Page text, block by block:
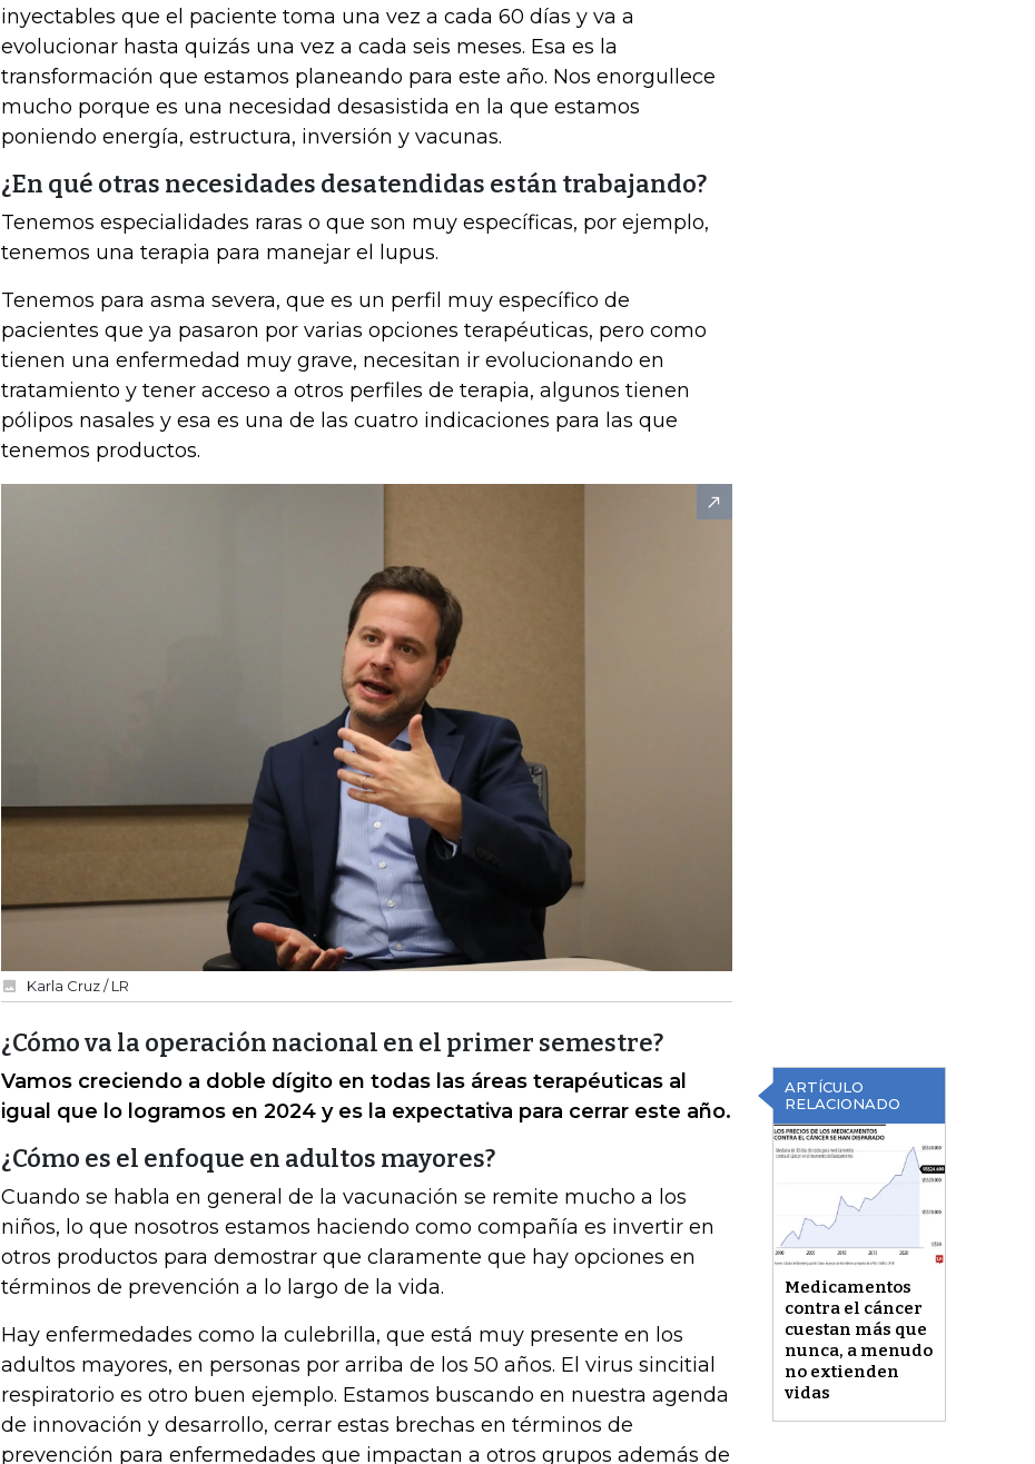
inyectables que el paciente toma una vez a cada 60 días y va a
evolucionar hasta quizás una vez a cada seis meses. Esa es la
transformación que estamos planeando para este año. Nos enorgullece
mucho porque es una necesidad desasistida en la que estamos
poniendo energía, estructura, inversión y vacunas.
¿En qué otras necesidades desatendidas están trabajando?
Tenemos especialidades raras o que son muy específicas, por ejemplo,
tenemos una terapia para manejar el lupus.
Tenemos para asma severa, que es un perfil muy específico de
pacientes que ya pasaron por varias opciones terapéuticas, pero como
tienen una enfermedad muy grave, necesitan ir evolucionando en
tratamiento y tener acceso a otros perfiles de terapia, algunos tienen
pólipos nasales y esa es una de las cuatro indicaciones para las que
tenemos productos.
Karla Cruz / LR
¿Cómo va la operación nacional en el primer semestre?
ARTÍCULO
RELACIONADO
Medicamentos
contra el cáncer
cuestan más que
nunca, a menudo
no extienden
vidas
Vamos creciendo a doble dígito en todas las áreas terapéuticas al
igual que lo logramos en 2024 y es la expectativa para cerrar este año.
¿Cómo es el enfoque en adultos mayores?
Cuando se habla en general de la vacunación se remite mucho a los
niños, lo que nosotros estamos haciendo como compañía es invertir en
otros productos para demostrar que claramente que hay opciones en
términos de prevención a lo largo de la vida.
Hay enfermedades como la culebrilla, que está muy presente en los
adultos mayores, en personas por arriba de los 50 años. El virus sincitial
respiratorio es otro buen ejemplo. Estamos buscando en nuestra agenda
de innovación y desarrollo, cerrar estas brechas en términos de
prevención para enfermedades que impactan a otros grupos además de